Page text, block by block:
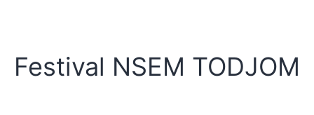
Festival NSEM TODJOM